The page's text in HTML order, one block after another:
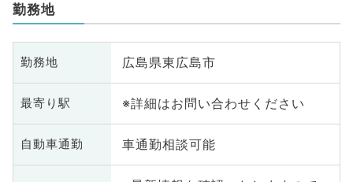
勤務地
勤務地 広島県東広島市
最寄り駅 ※詳細はお問い合わせください
自動車通勤 車通勤相談可能